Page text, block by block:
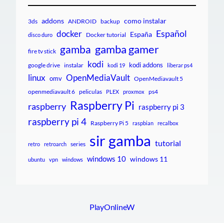
3ds addons ANDROID backup como instalar
disco duro docker Docker tutorial España Español
fire tv stick gamba gamba gamer
google drive instalar kodi kodi 19 kodi addons liberar ps4
linux omv OpenMediaVault OpenMediavault 5
openmediavault 6 peliculas PLEX proxmox ps4
raspberry Raspberry Pi raspberry pi 3
raspberry pi 4 Raspberry Pi 5 raspbian recalbox
retro retroarch series sir gamba tutorial
ubuntu vpn windows windows 10 windows 11
PlayOnlineW